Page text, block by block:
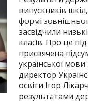
випускників
формі
засвідчили
класів. Про це
присвячена
української
директор
освіти Ігор
результатами